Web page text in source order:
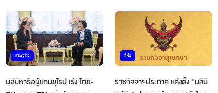
เศรษฐกิจ
นลินีหารือผู้แทนยุโรป เร่ง ไทย-
ทั่วไป
ราชกิจจาฯประกาศ แต่งตั้ง "นลินี